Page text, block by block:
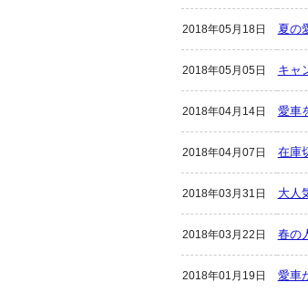
2018年05月18日 夏の
2018年05月05日 キャ
2018年04月14日 愛車
2018年04月07日 在庫
2018年03月31日 大人
2018年03月22日 春の
2018年01月19日 愛車